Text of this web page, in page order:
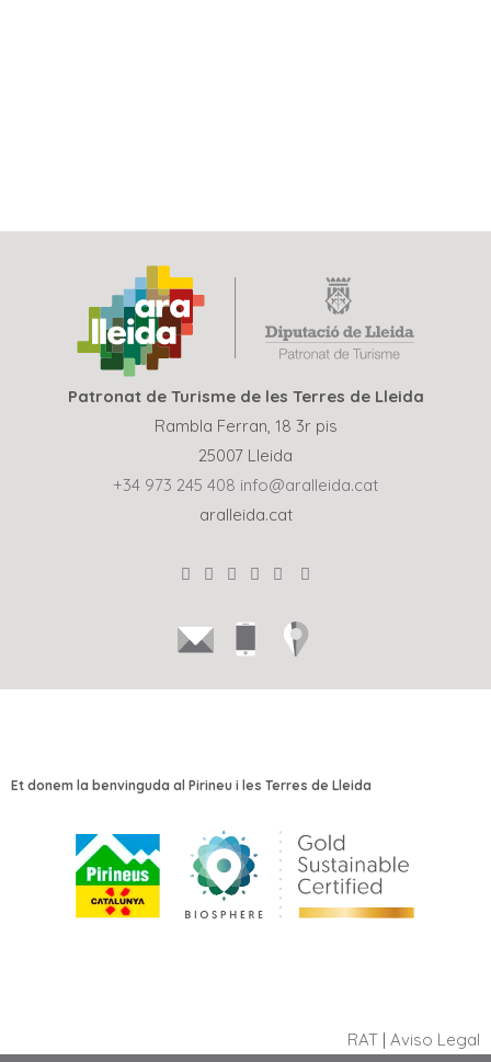
Patronat de Turisme de les Terres de Lleida
Rambla Ferran, 18 3r pis
25007 Lleida
+34 973 245 408 info@aralleida.cat
aralleida.cat
Et donem la benvinguda al Pirineu i les Terres de Lleida
RAT Aviso Legal